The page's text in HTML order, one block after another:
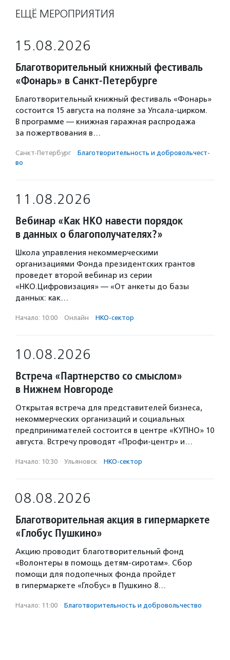
ЕЩЁ МЕРОПРИЯТИЯ
15.08.2026
Благотворительный книжный фестиваль
«Фонарь» в Санкт-Петербурге
Благотворительный книжный фестиваль «Фонарь»
состоится 15 августа на поляне за Упсала-цирком.
В программе — книжная гаражная распродажа
за пожертвования в…
Санкт-Петербург · Благотвори­тель­ность и доброволь­чест­
во
11.08.2026
Вебинар «Как НКО навести порядок
в данных о благополучателях?»
Школа управления некоммерческими
организациями Фонда президентских грантов
проведет второй вебинар из серии
«НКО.Цифровизация» — «От анкеты до базы
данных: как…
Начало: 10:00 · Онлайн · НКО-сектор
10.08.2026
Встреча «Партнерство со смыслом»
в Нижнем Новгороде
Открытая встреча для представителей бизнеса,
некоммерческих организаций и социальных
предпринимателей состоится в центре «КУПНО» 10
августа. Встречу проводят «Профи-центр» и…
Начало: 10:30 · Ульяновск · НКО-сектор
08.08.2026
Благотворительная акция в гипермаркете
«Глобус Пушкино»
Акцию проводит благотворительный фонд
«Волонтеры в помощь детям-сиротам». Сбор
помощи для подопечных фонда пройдет
в гипермаркете «Глобус» в Пушкино 8…
Начало: 11:00 · Благотвори­тель­ность и доброволь­чест­во